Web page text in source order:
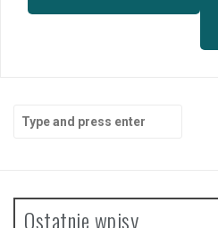
for:
Ostatnie wpisy